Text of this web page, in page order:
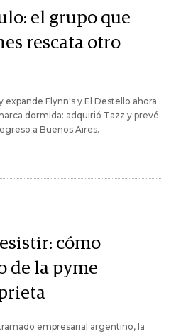
el grupo que
rescata otro
Flynn's y El Destello ahora
dormida: adquirió Tazz y prevé
a Buenos Aires.
cómo
de la pyme
empresarial argentino, la